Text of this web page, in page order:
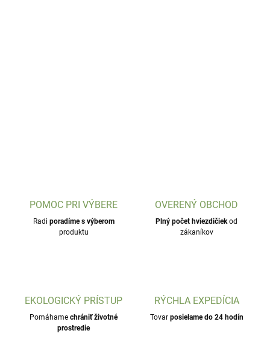
POMOC PRI VÝBERE
Radi poradíme s výberom
produktu
OVERENÝ OBCHOD
Plný počet hviezdičiekod
zákaníkov
EKOLOGICKÝ PRÍSTUP
Pomáhame chrániť životné
prostredie
RÝCHLA EXPEDÍCIA
Tovar posielame do 24 hodín